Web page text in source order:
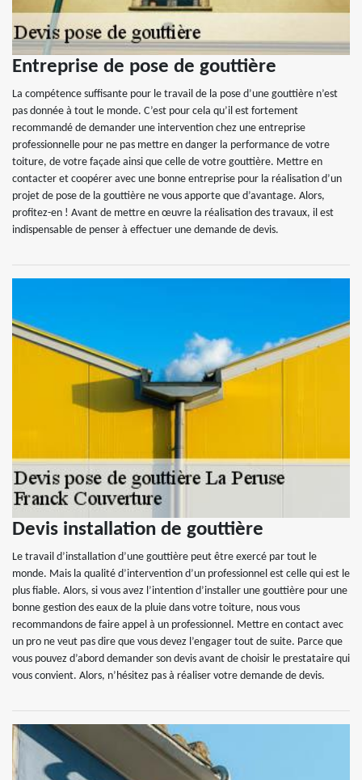
Entreprise de pose de gouttière
La compétence suffisante pour le travail de la pose d’une gouttière n’est
pas donnée à tout le monde. C’est pour cela qu’il est fortement
recommandé de demander une intervention chez une entreprise
professionnelle pour ne pas mettre en danger la performance de votre
toiture, de votre façade ainsi que celle de votre gouttière. Mettre en
contacter et coopérer avec une bonne entreprise pour la réalisation d’un
projet de pose de la gouttière ne vous apporte que d’avantage. Alors,
profitez-en ! Avant de mettre en œuvre la réalisation des travaux, il est
indispensable de penser à effectuer une demande de devis.
Devis installation de gouttière
Le travail d’installation d’une gouttière peut être exercé par tout le
monde. Mais la qualité d’intervention d’un professionnel est celle qui est le
plus fiable. Alors, si vous avez l’intention d’installer une gouttière pour une
bonne gestion des eaux de la pluie dans votre toiture, nous vous
recommandons de faire appel à un professionnel. Mettre en contact avec
un pro ne veut pas dire que vous devez l’engager tout de suite. Parce que
vous pouvez d’abord demander son devis avant de choisir le prestataire qui
vous convient. Alors, n’hésitez pas à réaliser votre demande de devis.